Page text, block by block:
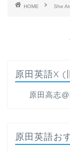
HOME She
原田英語X
原田高志
原田英語お